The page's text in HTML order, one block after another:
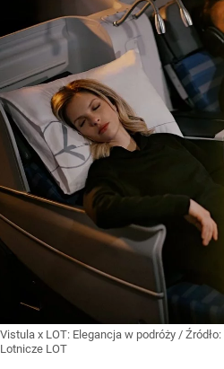
Vistula x LOT: Elegancja w podróży / Źródło:
Lotnicze LOT